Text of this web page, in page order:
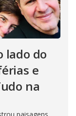
lado do
e
na